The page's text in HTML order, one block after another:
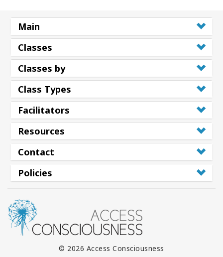
Main
Classes
Classes by
Class Types
Facilitators
Resources
Contact
Policies
© 2026 Access Consciousness